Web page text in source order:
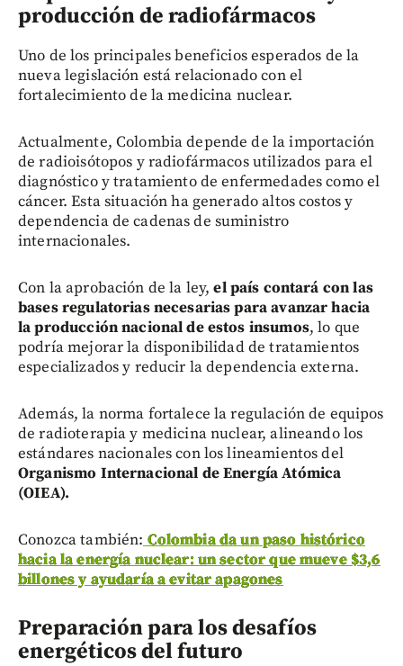
producción de radiofármacos
Uno de los principales beneficios esperados de la
nueva legislación está relacionado con el
fortalecimiento de la medicina nuclear.
Actualmente, Colombia depende de la importación
de radioisótopos y radiofármacos utilizados para el
diagnóstico y tratamiento de enfermedades como el
cáncer. Esta situación ha generado altos costos y
dependencia de cadenas de suministro
internacionales.
Con la aprobación de la ley, el país contará con las
bases regulatorias necesarias para avanzar hacia
la producción nacional de estos insumos, lo que
podría mejorar la disponibilidad de tratamientos
especializados y reducir la dependencia externa.
Además, la norma fortalece la regulación de equipos
de radioterapia y medicina nuclear, alineando los
estándares nacionales con los lineamientos del
Organismo Internacional de Energía Atómica
(OIEA).
Conozca también: Colombia da un paso histórico
hacia la energía nuclear: un sector que mueve $3,6
billones y ayudaría a evitar apagones
Preparación para los desafíos
energéticos del futuro